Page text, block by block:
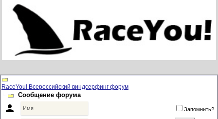
RaceYou! Всероссийский виндсерфинг форум
Сообщение форума
 Запомнить?